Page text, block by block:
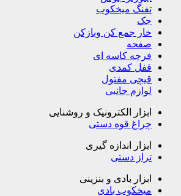
تفنگ میخکوب
جک
خار جمع کن وبازکن
صفحه
فرچه کاسه ای
قفل کمدی
قیچی مفتول
لوازم جانبی
ابزار الکترونیک و روشنایی
چراغ قوه دستی
ابزار اندازه گیری
تراز دستی
ابزار بادی و بنزینی
میخکوب بادی